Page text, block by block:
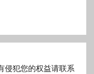
侵犯您的权益请联系